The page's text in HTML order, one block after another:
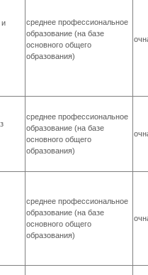
и
среднее профессиональное
образование (на базе
основного общего
образования)
среднее профессиональное
образование (на базе
основного общего
образования)
среднее профессиональное
образование (на базе
основного общего
образования)